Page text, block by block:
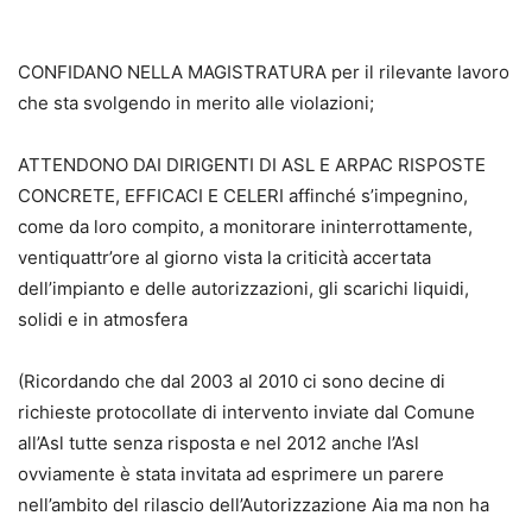
CONFIDANO NELLA MAGISTRATURA per il rilevante lavoro
che sta svolgendo in merito alle violazioni;
ATTENDONO DAI DIRIGENTI DI ASL E ARPAC RISPOSTE
CONCRETE, EFFICACI E CELERI affinché s’impegnino,
come da loro compito, a monitorare ininterrottamente,
ventiquattr’ore al giorno vista la criticità accertata
dell’impianto e delle autorizzazioni, gli scarichi liquidi,
solidi e in atmosfera
(Ricordando che dal 2003 al 2010 ci sono decine di
richieste protocollate di intervento inviate dal Comune
all’Asl tutte senza risposta e nel 2012 anche l’Asl
ovviamente è stata invitata ad esprimere un parere
nell’ambito del rilascio dell’Autorizzazione Aia ma non ha